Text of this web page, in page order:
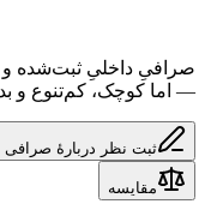
صرافیِ داخلیِ ثبت‌شده و
— اما کوچک، کم‌تنوع و
ثبت نظر دربارهٔ صرافی
مقایسه